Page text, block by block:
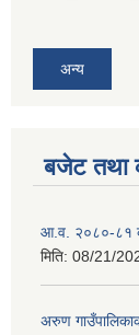
अन्य
बजेट तथा
आ.व. २०८०-८१
मिति: 08/21/
अरुण